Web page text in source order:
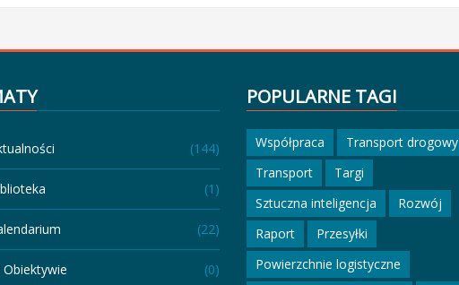
(144)
(1)
(22)
Obiektywie (0)
POPULARNE TAGI
Współpraca
Transport drogowy
Transport
Targi
Sztuczna inteligencja
Rozwój
Raport
Przesyłki
Powierzchnie logistyczne